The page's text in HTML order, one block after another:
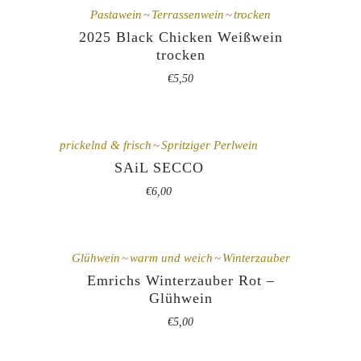
Pastawein Terrassenwein trocken
2025 Black Chicken Weißwein
trocken
€5,50
prickelnd & frisch Spritziger Perlwein
SAiL SECCO
€6,00
Glühwein warm und weich Winterzauber
Emrichs Winterzauber Rot –
Glühwein
€5,00